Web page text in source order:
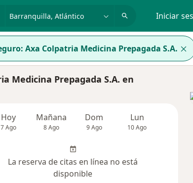
Iniciar
Axa Colpatria Medicina Prepagada S.A.
Medicina Prepagada S.A. en
Hoy
7 Ago
Mañana
8 Ago
Dom
9 Ago
Lun
10 Ago
La reserva de citas en línea no está
disponible